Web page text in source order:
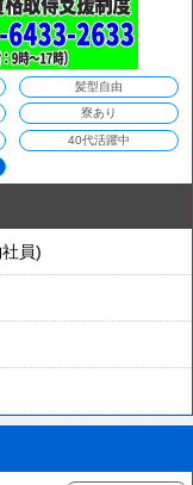
髪型自由
寮あり
40代活躍中
員)